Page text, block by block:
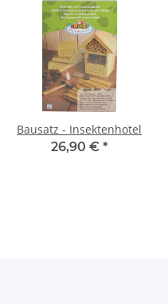
Bausatz - Insektenhotel
26,90 € *